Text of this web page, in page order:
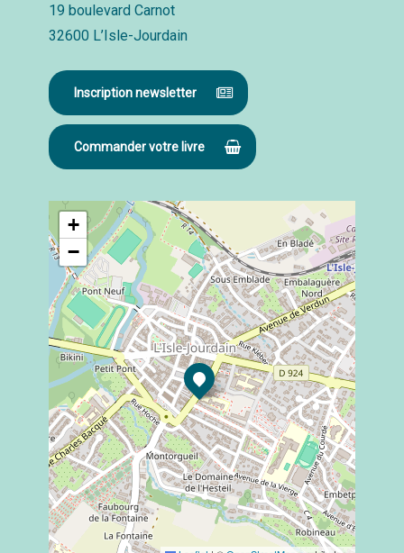
19 boulevard Carnot
32600 L’Isle-Jourdain
Inscription newsletter
Commander votre livre
+
−